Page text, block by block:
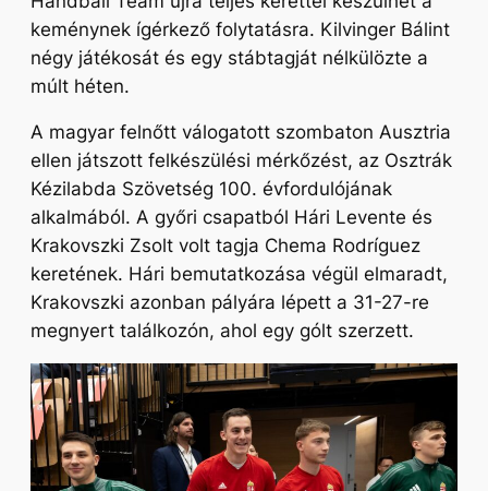
keménynek ígérkező folytatásra. Kilvinger Bálint
négy játékosát és egy stábtagját nélkülözte a
múlt héten.
A magyar felnőtt válogatott szombaton Ausztria
ellen játszott felkészülési mérkőzést, az Osztrák
Kézilabda Szövetség 100. évfordulójának
alkalmából. A győri csapatból Hári Levente és
Krakovszki Zsolt volt tagja Chema Rodríguez
keretének. Hári bemutatkozása végül elmaradt,
Krakovszki azonban pályára lépett a 31-27-re
megnyert találkozón, ahol egy gólt szerzett.